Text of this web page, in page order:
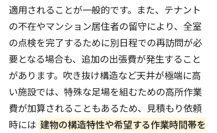
適用されることが一般的です。また、テナント
の不在やマンション居住者の留守により、全室
の点検を完了するために別日程での再訪問が必
要となる場合も、追加の出張費が発生すること
があります。吹き抜け構造など天井が極端に高
い施設では、特殊な足場を組むための高所作業
費が加算されることもあるため、見積もり依頼
時には 建物の構造特性や希望する作業時間帯を